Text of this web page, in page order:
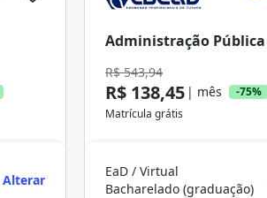
Alterar
Administração Pública
R$ 543,94
R$ 138,45 | mês
-75%
Matrícula grátis
EaD / Virtual
Bacharelado (graduação)